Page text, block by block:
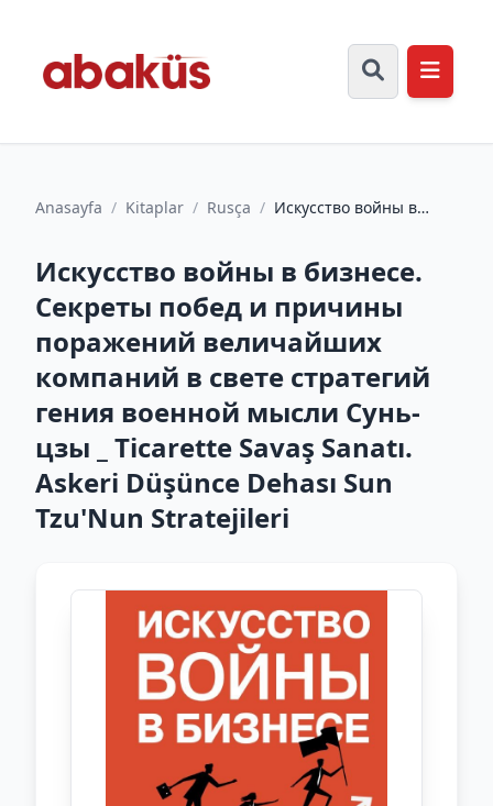
Anasayfa / Kitaplar / Rusça / Искусство войны в
поражений вели...
Искусство войны в бизнесе.
Секреты побед и причины
поражений величайших
компаний в свете стратегий
гения военной мысли Сунь-
цзы _ Ticarette Savaş Sanatı.
Askeri Düşünce Dehası Sun
Tzu'Nun Stratejileri